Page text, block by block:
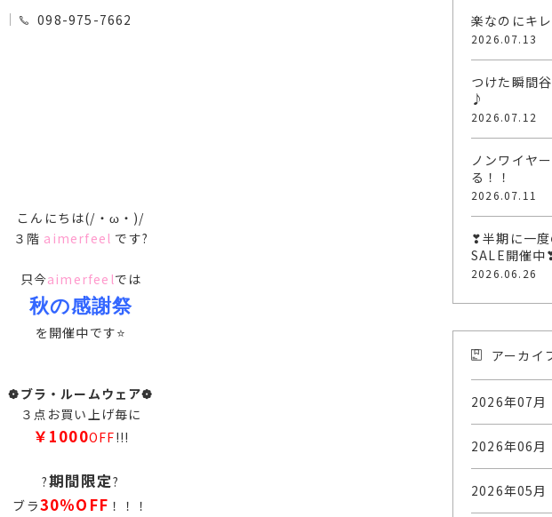
098-975-7662
こんにちは(/・ω・)/
３階 aimerfeel です?
只今aimerfeelでは
秋の感謝祭
を開催中です⭐
❁ブラ・ルームウェア❁
３点お買い上げ毎に
￥1000OFF!!!
?期間限定?
ブラ30％OFF ！！！
楽なのにキ
2026.07.13
つけた瞬間
♪
2026.07.12
ノンワイヤ
る！！
2026.07.11
❣半期に一
SALE開催中
2026.06.26
アーカイ
2026年07月
2026年06月
2026年05月